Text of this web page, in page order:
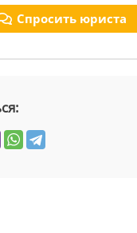
Спросить юриста